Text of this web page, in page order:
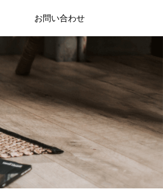
お問い合わせ